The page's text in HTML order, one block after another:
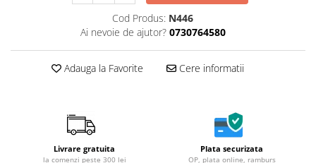
Cod Produs: N446
Ai nevoie de ajutor? 0730764580
Adauga la Favorite Cere informatii
Livrare gratuita
la comenzi peste 300 lei
Plata securizata
OP, plata online, ramburs